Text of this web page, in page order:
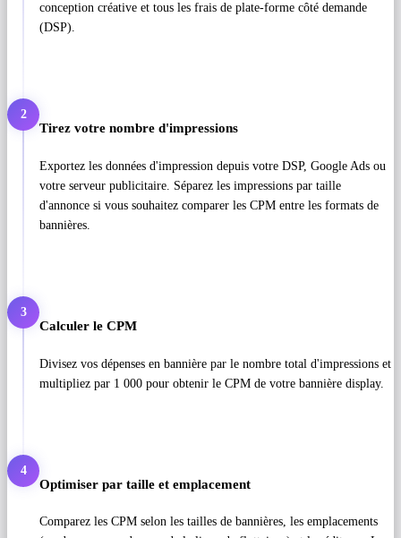
conception créative et tous les frais de plate-forme côté demande
(DSP).
2
Tirez votre nombre d'impressions
Exportez les données d'impression depuis votre DSP, Google Ads ou
votre serveur publicitaire. Séparez les impressions par taille
d'annonce si vous souhaitez comparer les CPM entre les formats de
bannières.
3
Calculer le CPM
Divisez vos dépenses en bannière par le nombre total d'impressions et
multipliez par 1 000 pour obtenir le CPM de votre bannière display.
4
Optimiser par taille et emplacement
Comparez les CPM selon les tailles de bannières, les emplacements